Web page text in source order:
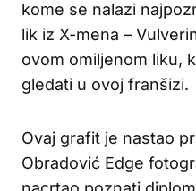
kome se nalazi
lik iz X-mena –
ovom omiljenom liku,
gledati u ovoj franšizi.
Ovaj grafit je nastao
Obradović Edge